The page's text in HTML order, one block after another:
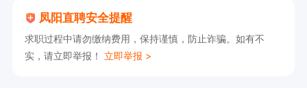
凤阳直聘安全提醒
求职过程中请勿缴纳费用，保持谨慎，防止诈骗。如有不
实，请立即举报！ 立即举报 >